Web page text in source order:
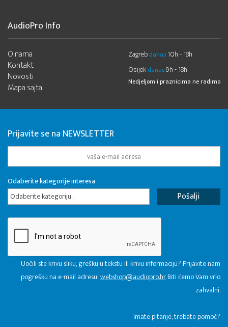
AudioPro Info
O nama
Kontakt
Novosti
Mapa sajta
Zagreb danas 10h - 18h
Osijek danas9h - 18h
Nedjeljom i praznicima ne radimo
Prijavite se na NEWSLETTER
Odaberite kategorije interesa
Odaberite kategoriju...
Uočili ste krivu sliku, grešku u tekstu ili krivu informaciju? Prijavite nam
pogrešku na e-mail adresu:webshop@audiopro.hrBiti ćemo Vam vrlo
zahvalni.
​Imate pitanje, trebate pomoć?